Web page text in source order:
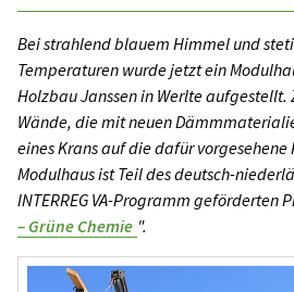
Bei strahlend blauem Himmel und
Temperaturen wurde jetzt ein
Holzbau Janssen in Werlte aufgestellt.
Wände, die mit neuen
eines Krans auf die dafür
Modulhaus ist Teil des deutsch-
INTERREG VA-Programm geförderten
– Grüne Chemie ".